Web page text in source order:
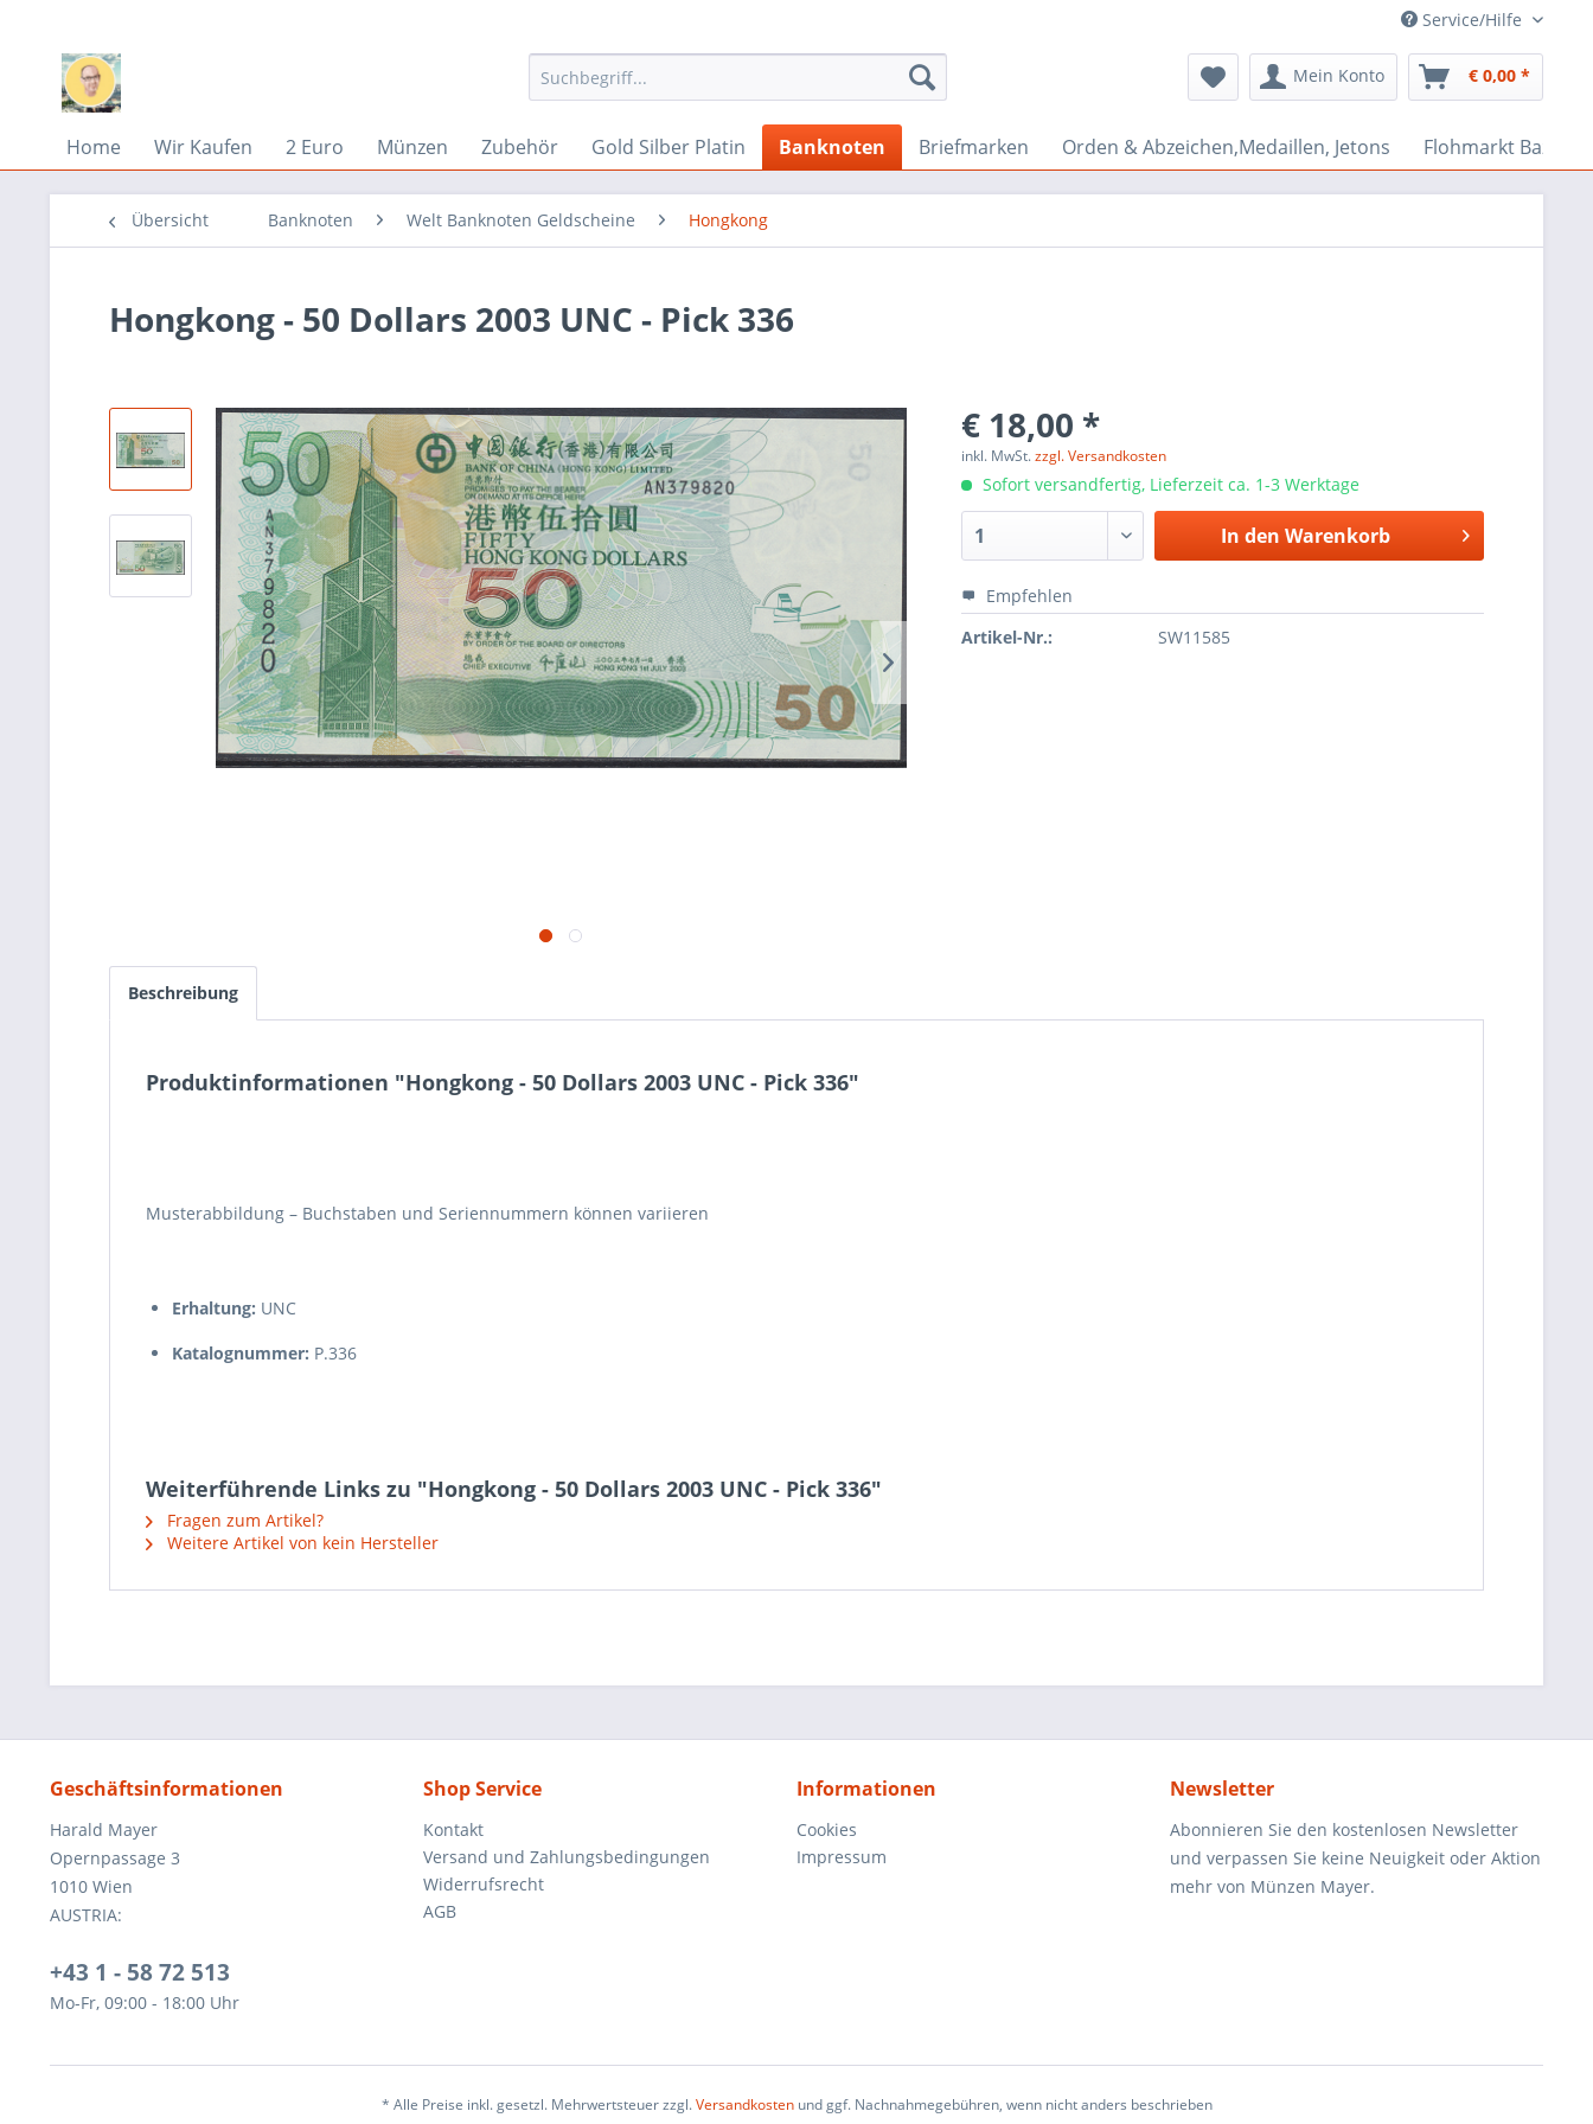
Service/Hilfe
Mein Konto € 0,00 *
Home Wir Kaufen 2 Euro Münzen Zubehör Gold Silber Platin Banknoten Briefmarken Orden & Abzeichen,Medaillen, Jetons Flohmarkt Bazar
Übersicht Banknoten Welt Banknoten Geldscheine Hongkong
Hongkong - 50 Dollars 2003 UNC - Pick 336
€ 18,00 *
inkl. MwSt.zzgl. Versandkosten
Sofort versandfertig, Lieferzeit ca. 1-3 Werktage
In den Warenkorb
Empfehlen
Artikel-Nr.:
SW11585
Beschreibung
Produktinformationen "Hongkong - 50 Dollars 2003 UNC - Pick 336"
Musterabbildung – Buchstaben und Seriennummern können variieren
Erhaltung: UNC
Katalognummer: P.336
Weiterführende Links zu "Hongkong - 50 Dollars 2003 UNC - Pick 336"
Fragen zum Artikel?
Weitere Artikel von kein Hersteller
Geschäftsinformationen
Harald Mayer
Opernpassage 3
1010 Wien
AUSTRIA:
+43 1 - 58 72 513
Mo-Fr, 09:00 - 18:00 Uhr
Shop Service
Kontakt
Versand und Zahlungsbedingungen
Widerrufsrecht
AGB
Informationen
Cookies
Impressum
Newsletter
Abonnieren Sie den kostenlosen Newsletter
und verpassen Sie keine Neuigkeit oder Aktion
mehr von Münzen Mayer.
* Alle Preise inkl. gesetzl. Mehrwertsteuer zzgl.Versandkostenund ggf. Nachnahmegebühren, wenn nicht anders beschrieben